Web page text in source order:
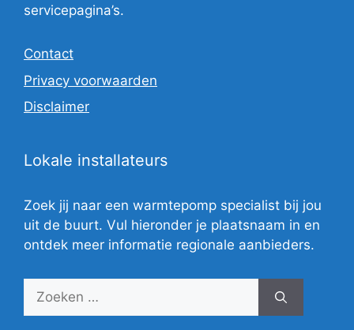
servicepagina’s.
Contact
Privacy voorwaarden
Disclaimer
Lokale installateurs
Zoek jij naar een warmtepomp specialist bij jou
uit de buurt. Vul hieronder je plaatsnaam in en
ontdek meer informatie regionale aanbieders.
Zoek